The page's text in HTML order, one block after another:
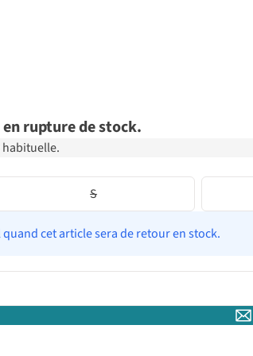
rupture de stock.
habituelle.
S
cet article sera de retour en stock.